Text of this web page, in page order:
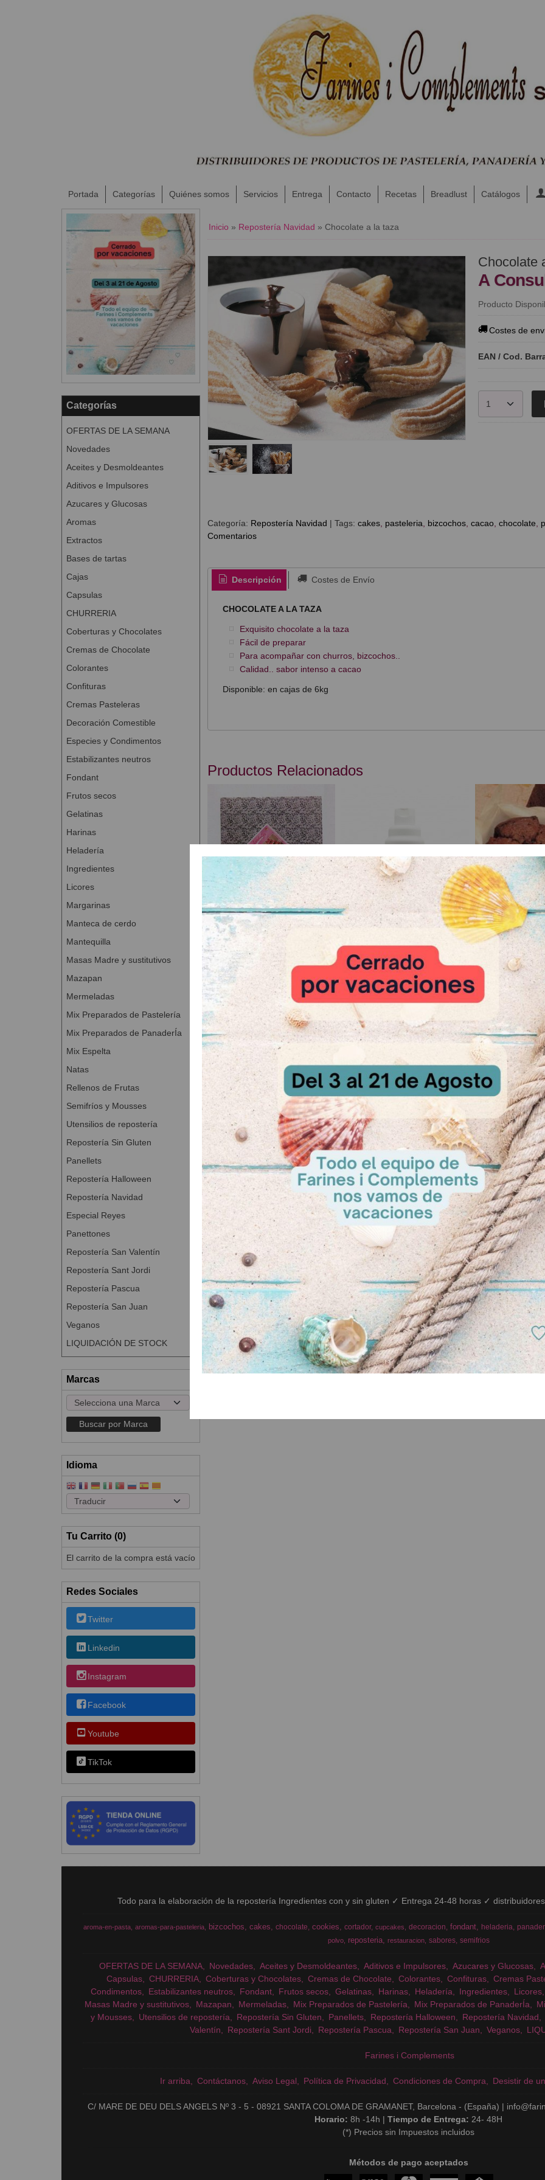
Portada Categorías Quiénes somos Servicios Entrega Contacto Recetas Breadlust Catálogos
Categorías
OFERTAS DE LA SEMANA
Novedades
Aceites y Desmoldeantes
Aditivos e Impulsores
Azucares y Glucosas
Aromas
Extractos
Bases de tartas
Cajas
Capsulas
CHURRERIA
Coberturas y Chocolates
Cremas de Chocolate
Colorantes
Confituras
Cremas Pasteleras
Decoración Comestible
Especies y Condimentos
Estabilizantes neutros
Fondant
Frutos secos
Gelatinas
Harinas
Heladería
Ingredientes
Licores
Margarinas
Manteca de cerdo
Mantequilla
Masas Madre y sustitutivos
Mazapan
Mermeladas
Mix Preparados de Pastelería
Mix Preparados de PanaderÍa
Mix Espelta
Natas
Rellenos de Frutas
Semifríos y Mousses
Utensilios de repostería
Repostería Sin Gluten
Panellets
Repostería Halloween
Repostería Navidad
Especial Reyes
Panettones
Repostería San Valentín
Repostería Sant Jordi
Repostería Pascua
Repostería San Juan
Veganos
LIQUIDACIÓN DE STOCK
Marcas
Idioma
Tu Carrito (0)
El carrito de la compra está vacío
Redes Sociales
Twitter
Linkedin
Instagram
Facebook
Youtube
TikTok
Inicio » Repostería Navidad » Chocolate a la taza
Chocolate
A
Producto
Costes de
EAN / Cod.
Categoría: Repostería Navidad | Tags: cakes pasteleria bizcochos cacao chocolate
Comentarios
Descripción Costes de Envío
CHOCOLATE A LA TAZA
Exquisito chocolate a la taza
Fácil de preparar
Para acompañar con churros, bizcochos..
Calidad.. sabor intenso a cacao
Disponible: en cajas de 6kg
Productos Relacionados
Base tarta 25 x 1cm
A Consultar
Vainilla Europa
A Consultar
Credin
A
Todo para la elaboración de la repostería Ingredientes con y sin gluten ✓ Entrega 24-48 horas ✓
aroma-en-pasta aromas-para-pasteleria bizcochos cakes chocolate cookies cortador cupcakes decoracion fondant heladeria
polvo
reposteria restauracion sabores semifrios
OFERTAS DE LA SEMANA Novedades Aceites y Desmoldeantes Aditivos e Impulsores Azucares y Glucosas
Capsulas
CHURRERIA Coberturas y Chocolates Cremas de Chocolate Colorantes Confituras Cremas
Condimentos
Estabilizantes neutros Fondant Frutos secos Gelatinas Harinas Heladería Ingredientes Licores
Masas Madre y sustitutivos
Mazapan Mermeladas Mix Preparados de Pastelería Mix Preparados de PanaderÍa
y Mousses
Utensilios de repostería Repostería Sin Gluten Panellets Repostería Halloween Repostería Navidad
Valentín
Repostería Sant Jordi Repostería Pascua Repostería San Juan Veganos
Farines i Complements
Ir arriba Contáctanos Aviso Legal Política de Privacidad Condiciones de Compra Desistir de
C/ MARE DE DEU DELS ANGELS Nº 3 - 5 - 08921 SANTA COLOMA DE GRAMANET, Barcelona - (España) |
Horario:8h -14h |Tiempo de Entrega: 24- 48H
(*) Precios sin Impuestos incluidos
Métodos de pago aceptados